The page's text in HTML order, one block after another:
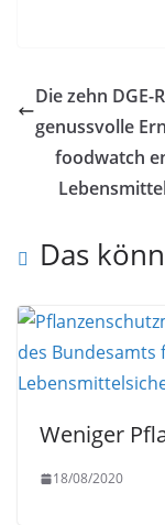
Die zehn
genussvolle
foodwatch
Das
Weniger
18/08/2020